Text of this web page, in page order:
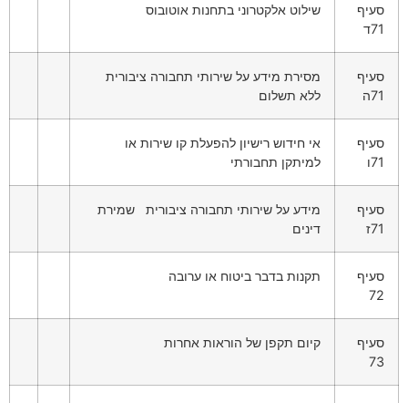
סעיף
71ד
שילוט אלקטרוני בתחנות אוטובוס
סעיף
71ה
מסירת מידע על שירותי תחבורה ציבורית
ללא תשלום
סעיף
71ו
אי חידוש רישיון להפעלת קו שירות או
למיתקן תחבורתי
סעיף
71ז
מידע על שירותי תחבורה ציבורית שמירת
דינים
סעיף
72
תקנות בדבר ביטוח או ערובה
סעיף
73
קיום תקפן של הוראות אחרות